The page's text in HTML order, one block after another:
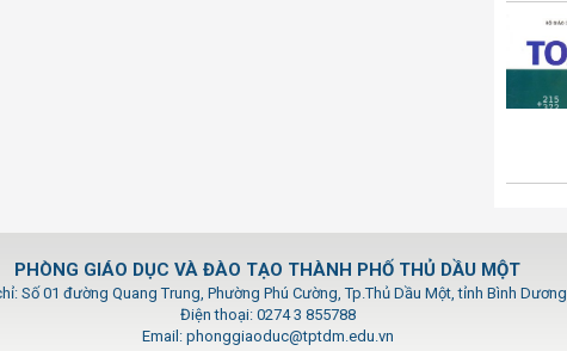
PHÒNG GIÁO DỤC VÀ ĐÀO TẠO THÀNH PHỐ THỦ DẦU MỘT
Số 01 đường Quang Trung, Phường Phú Cường, Tp.Thủ Dầu Một, tỉnh Bình Dương
Điện thoại: 0274 3 855788
Email: phonggiaoduc@tptdm.edu.vn